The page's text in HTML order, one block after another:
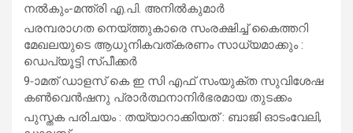
നൽകും-മന്ത്രി എ.പി. അനിൽകുമാർ
പരമ്പരാഗത നെയ്ത്തുകാരെ സംരക്ഷിച്ച് കൈത്തറി
മേഖലയുടെ ആധുനികവത്കരണം സാധ്യമാക്കും :
ഡെപ്യൂട്ടി സ്പീക്കർ
9-ാമത് ഡാളസ് കെ ഇ സി എഫ് സംയുക്ത സുവിശേഷ
കൺവെൻഷനു പ്രാർത്ഥനാനിർഭരമായ തുടക്കം
പുസ്തക പരിചയം : തയ്യാറാക്കിയത് : ബാജി ഓടംവേലി,